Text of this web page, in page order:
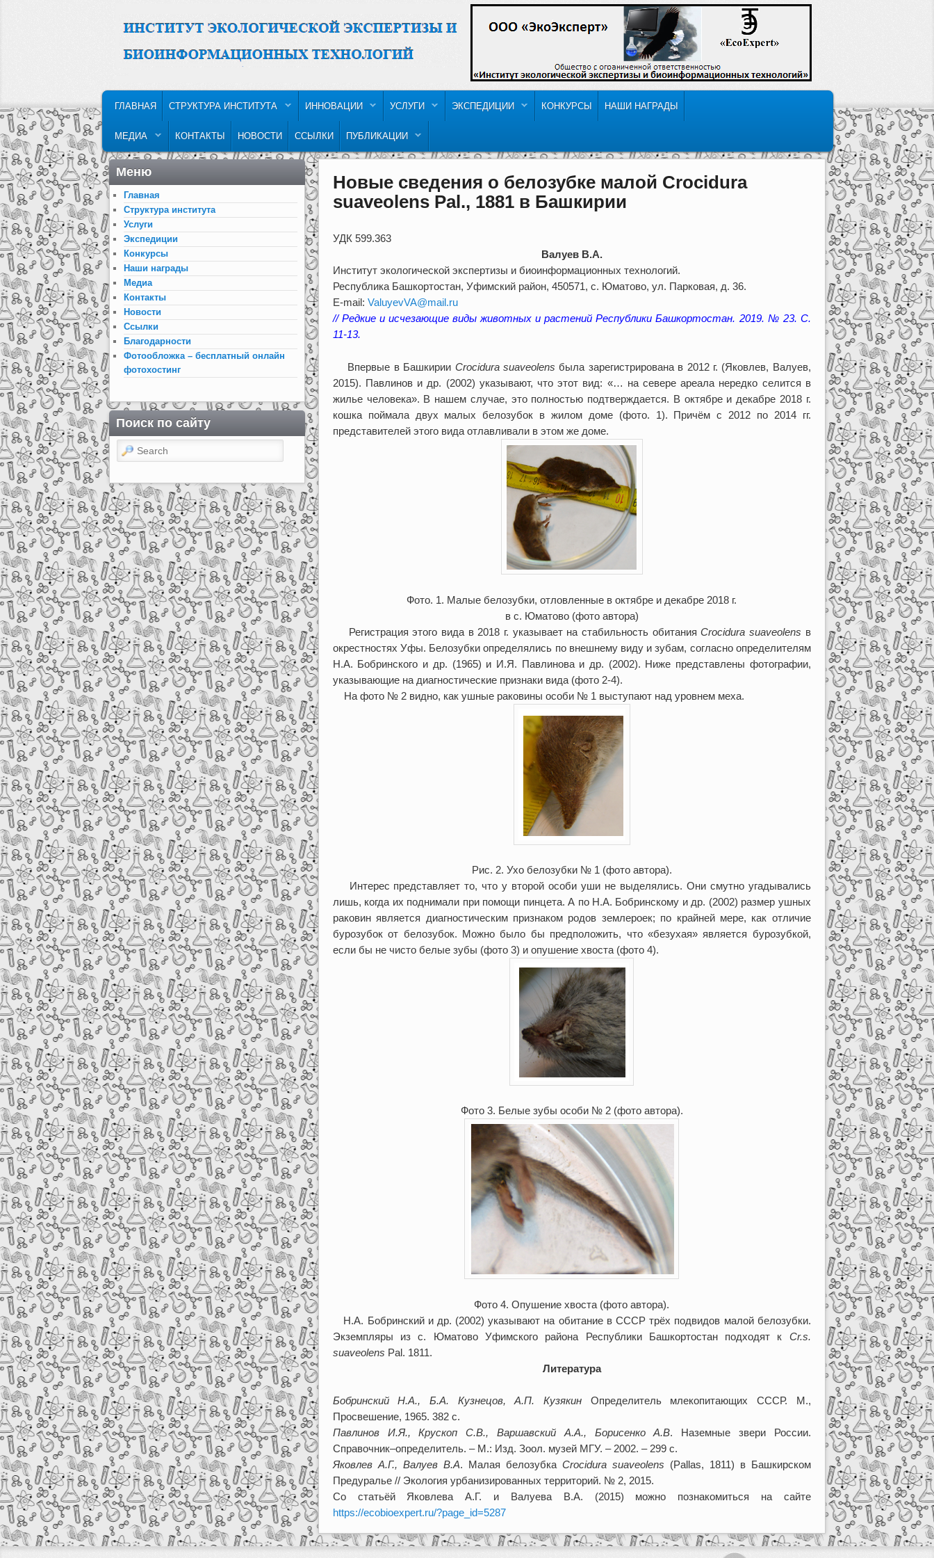
SKIP TO PRIMARY CONTENT
SKIP TO SECONDARY CONTENT
ГЛАВНАЯ СТРУКТУРА ИНСТИТУТА ИННОВАЦИИ УСЛУГИ ЭКСПЕДИЦИИ КОНКУРСЫ НАШИ НАГРАДЫ
МЕДИА КОНТАКТЫ НОВОСТИ ССЫЛКИ ПУБЛИКАЦИИ
Новые сведения о белозубке малой Crocidura
suaveolens Pal., 1881 в Башкирии
УДК 599.363
Валуев В.А.
Институт экологической экспертизы и биоинформационных технологий.
Республика Башкортостан, Уфимский район, 450571, с. Юматово, ул. Парковая, д. 36.
E-mail: ValuyevVA@mail.ru
// Редкие и исчезающие виды животных и растений Республики Башкортостан. 2019. № 23. С.
11-13.
Впервые в Башкирии Crocidura suaveolens была зарегистрирована в 2012 г. (Яковлев, Валуев,
2015). Павлинов и др. (2002) указывают, что этот вид: «… на севере ареала нередко селится в
жилье человека». В нашем случае, это полностью подтверждается. В октябре и декабре 2018 г.
кошка поймала двух малых белозубок в жилом доме (фото. 1). Причём с 2012 по 2014 гг.
представителей этого вида отлавливали в этом же доме.
Фото. 1. Малые белозубки, отловленные в октябре и декабре 2018 г.
в с. Юматово (фото автора)
Регистрация этого вида в 2018 г. указывает на стабильность обитанияCrocidura suaveolens в
окрестностях Уфы. Белозубки определялись по внешнему виду и зубам, согласно определителям
Н.А. Бобринского и др. (1965) и И.Я. Павлинова и др. (2002). Ниже представлены фотографии,
указывающие на диагностические признаки вида (фото 2-4).
На фото № 2 видно, как ушные раковины особи № 1 выступают над уровнем меха.
Рис. 2. Ухо белозубки № 1 (фото автора).
Интерес представляет то, что у второй особи уши не выделялись. Они смутно угадывались
лишь, когда их поднимали при помощи пинцета. А по Н.А. Бобринскому и др. (2002) размер ушных
раковин является диагностическим признаком родов землероек; по крайней мере, как отличие
бурозубок от белозубок. Можно было бы предположить, что «безухая» является бурозубкой,
если бы не чисто белые зубы (фото 3) и опушение хвоста (фото 4).
Фото 3. Белые зубы особи № 2 (фото автора).
Фото 4. Опушение хвоста (фото автора).
Н.А. Бобринский и др. (2002) указывают на обитание в СССР трёх подвидов малой белозубки.
Экземпляры из с. Юматово Уфимского района Республики Башкортостан подходят к Cr.s.
suaveolens Pal. 1811.
Литература
Бобринский Н.А., Б.А. Кузнецов, А.П. Кузякин Определитель млекопитающих СССР. М.,
Просвешение, 1965. 382 с.
Павлинов И.Я., Крускоп С.В., Варшавский А.А., Борисенко А.В. Наземные звери России.
Справочник–определитель. – М.: Изд. Зоол. музей МГУ. – 2002. – 299 с.
Яковлев А.Г., Валуев В.А. Малая белозубка Crocidura suaveolens (Pallas, 1811) в Башкирском
Предуралье // Экология урбанизированных территорий. № 2, 2015.
Со статьёй Яковлева А.Г. и Валуева В.А. (2015) можно познакомиться на сайте
https://ecobioexpert.ru/?page_id=5287
Меню
Главная
Структура института
Услуги
Экспедиции
Конкурсы
Наши награды
Медиа
Контакты
Новости
Ссылки
Благодарности
Фотообложка – бесплатный онлайн
фотохостинг
Поиск по сайту
Search